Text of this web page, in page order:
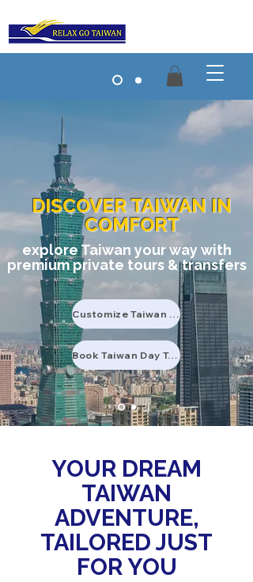
DISCOVER TAIWAN IN
COMFORT
explore Taiwan your way with
premium private tours & transfers
Customize Taiwan Tour
Book Taiwan Day Tour
YOUR DREAM
TAIWAN
ADVENTURE,
TAILORED JUST
FOR YOU